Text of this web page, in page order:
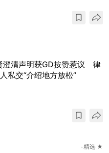
澄清声明获GD按赞惹议 律
私交“介绍地方放松”
精选 ★